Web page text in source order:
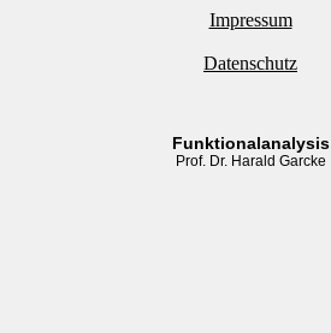
Impressum
Datenschutz
Funktionalanalysis
Prof. Dr. Harald Garcke